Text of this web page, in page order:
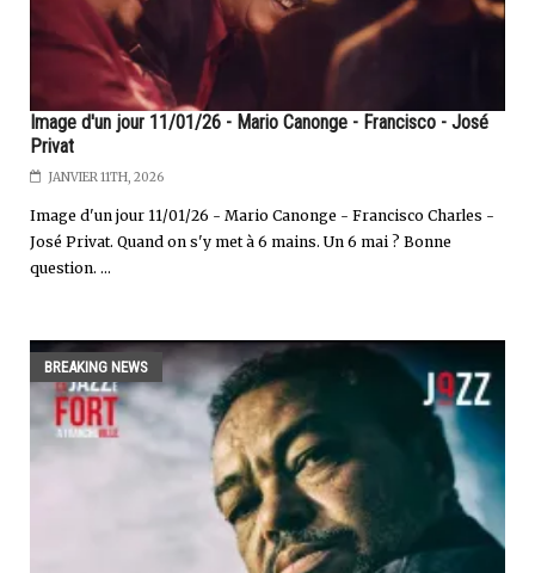
Image d'un jour 11/01/26 - Mario Canonge - Francisco - José
Privat
JANVIER 11TH, 2026
Image d'un jour 11/01/26 - Mario Canonge - Francisco Charles -
José Privat. Quand on s'y met à 6 mains. Un 6 mai ? Bonne
question. ...
BREAKING NEWS